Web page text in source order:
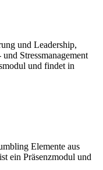
und Leadership,
Stressmanagement
und findet in
Elemente aus
ein Präsenzmodul und